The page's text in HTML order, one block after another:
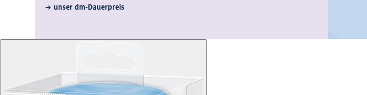
unser dm-Dauerpreis